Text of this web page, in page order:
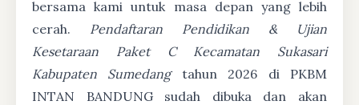
bersama kami untuk masa depan yang lebih
cerah. Pendaftaran Pendidikan & Ujian
Kesetaraan Paket C Kecamatan Sukasari
Kabupaten Sumedangtahun 2026 di PKBM
INTAN BANDUNG sudah dibuka dan akan